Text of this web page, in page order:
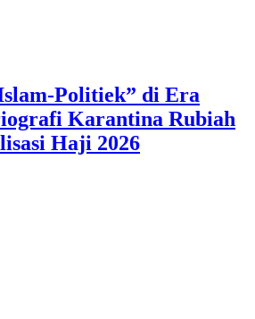
Politiek” di Era
Karantina Rubiah
Haji 2026